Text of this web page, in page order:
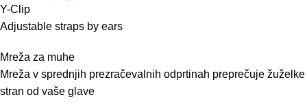
Y-Clip
Adjustable straps by ears
Mreža za muhe
Mreža v sprednjih prezračevalnih odprtinah preprečuje žuželke
stran od vaše glave